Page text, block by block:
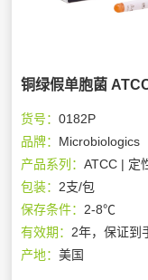
铜绿假单胞菌
货号：0182P
品牌： Microbiologics
产品系列：ATCC | 定
包装： 2支/包
保存条件： 2-8℃
有效期： 2年，保证到
产地：美国